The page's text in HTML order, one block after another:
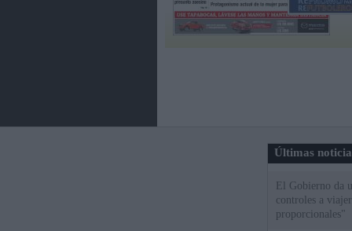
Últimas
El Gobierno da
controles a
proporcionales"